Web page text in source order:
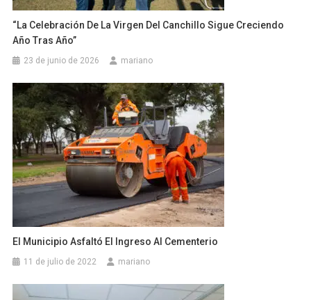
“La Celebración De La Virgen Del Canchillo Sigue Creciendo
Año Tras Año”
23 de junio de 2026 mariano
El Municipio Asfaltó El Ingreso Al Cementerio
11 de julio de 2022 mariano